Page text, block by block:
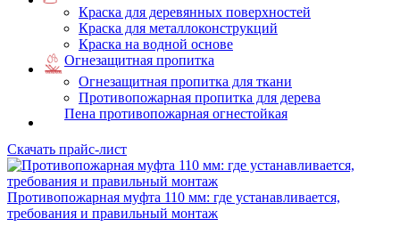
Краска для деревянных поверхностей
Краска для металлоконструкций
Краска на водной основе
Огнезащитная пропитка
Огнезащитная пропитка для ткани
Противопожарная пропитка для дерева
Пена противопожарная огнестойкая
Скачать прайс-лист
Противопожарная муфта 110 мм: где устанавливается,
требования и правильный монтаж